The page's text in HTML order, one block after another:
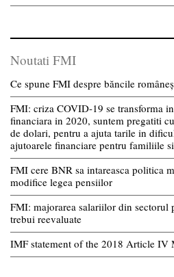
Noutati FMI
Ce spune FMI despre băncile
FMI: criza COVID-19 se transforma
financiara in 2020, suntem pregatiti
de dolari, pentru a ajuta tarile in
ajutoarele financiare pentru familiile
FMI cere BNR sa intareasca politica
modifice legea pensiilor
FMI: majorarea salariilor din sectorul
trebui reevaluate
IMF statement of the 2018 Article IV